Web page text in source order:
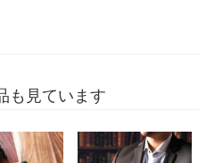
も見ています